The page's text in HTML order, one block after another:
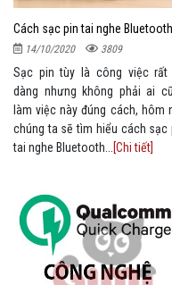
Cách sạc pin tai nghe Bluetooth
14/10/2020 3809
Sạc pin tùy là công việc rất
dàng nhưng không phải ai
làm việc này đúng cách, hôm
chúng ta sẽ tìm hiểu cách sạc
tai nghe Bluetooth...
[Chi tiết]